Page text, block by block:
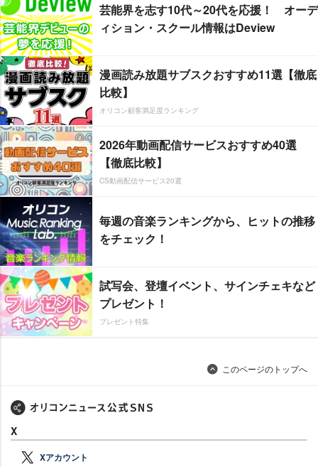
芸能界を志す10代～20代を応援！ オーデ
ィション・スクール情報はDeview
漫画読み放題サブスクおすすめ11選【徹底
比較】
オリコン顧客満足度ランキング
2026年動画配信サービスおすすめ40選
【徹底比較】
CS動画配信サービス20選
毎週の音楽ランキングから、ヒットの推移
をチェック！
試写会、登壇イベント、サインチェキなど
プレゼント！
プレゼント特集
このページのトップへ
X
Xアカウント